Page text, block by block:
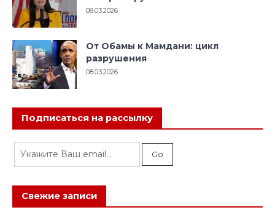
08.03.2026
От Обамы к Мамдани: цикл
разрушения
08.03.2026
Подписаться на рассылку
Свежие записи